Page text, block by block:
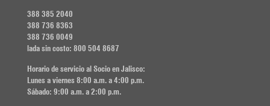
388 385 2040
388 736 8363
388 736 0049
lada sin costo: 800 504 8687
Horario de servicio al Socio en Jalisco:
Lunes a viernes 8:00 a.m. a 4:00 p.m.
Sábado: 9:00 a.m. a 2:00 p.m.